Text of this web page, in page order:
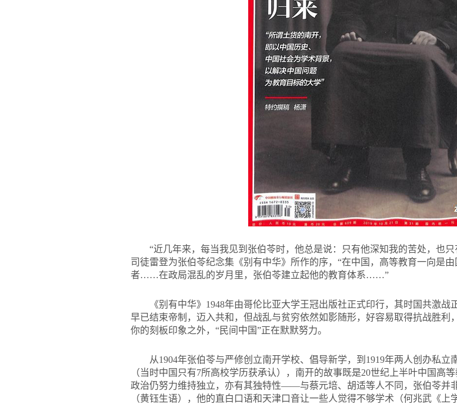
“近几年来，每当我见到张伯苓时，他总是说：只有他深知我的苦处，也
司徒雷登为张伯苓纪念集《别有中华》所作的序，“在中国，高等教育一向是
者……在政局混乱的岁月里，张伯苓建立起他的教育体系……”
《别有中华》1948年由哥伦比亚大学王冠出版社正式印行，其时国共激
早已结束帝制，迈入共和，但战乱与贫穷依然如影随形，好容易取得抗战胜利
你的刻板印象之外，“民间中国”正在默默努力。
从1904年张伯苓与严修创立南开学校、倡导新学，到1919年两人创办私
（当时中国只有7所高校学历获承认），南开的故事既是20世纪上半叶中国
政治仍努力维持独立，亦有其独特性——与蔡元培、胡适等人不同，张伯苓并
（黄钰生语），他的直白口语和天津口音让一些人觉得不够学术（何兆武《